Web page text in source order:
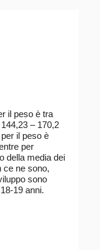
il peso è tra
– 170,2
il peso è
per
della media dei
ce ne sono,
sono
19 anni.